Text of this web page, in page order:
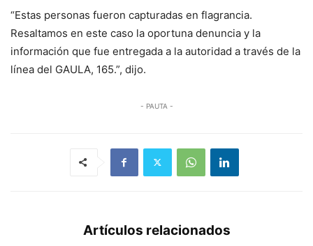
“Estas personas fueron capturadas en flagrancia.
Resaltamos en este caso la oportuna denuncia y la
información que fue entregada a la autoridad a través de la
línea del GAULA, 165.”, dijo.
- PAUTA -
Artículos relacionados